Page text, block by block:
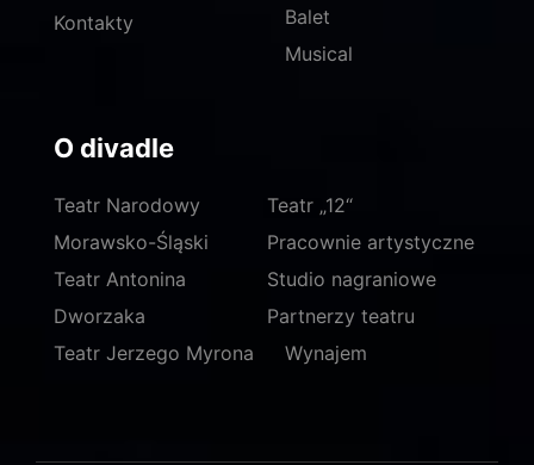
Kontakty
Balet
Musical
O divadle
Teatr Narodowy
Morawsko-Śląski
Teatr Antonina
Dworzaka
Teatr Jerzego Myrona
Teatr „12“
Pracownie artystyczne
Studio nagraniowe
Partnerzy teatru
Wynajem